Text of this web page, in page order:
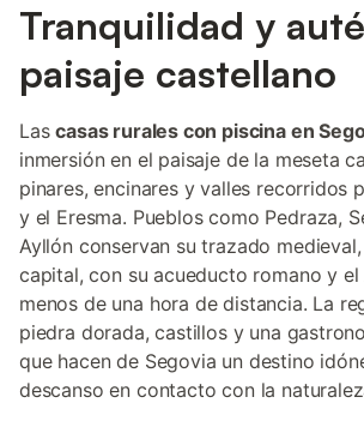
Tranquilidad y
paisaje castellano
Lascasas rurales con piscina en
inmersión en el paisaje de la meseta
pinares, encinares y valles recorridos
y el Eresma. Pueblos como Pedraza,
Ayllón conservan su trazado
capital, con su acueducto romano y el
menos de una hora de distancia. La
piedra dorada, castillos y una
que hacen de Segovia un destino
descanso en contacto con la